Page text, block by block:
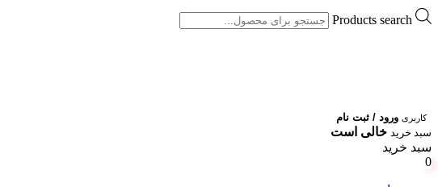
Products search
کاربری ورود / ثبت نام
سبد خرید خالی است
سبد خرید
0